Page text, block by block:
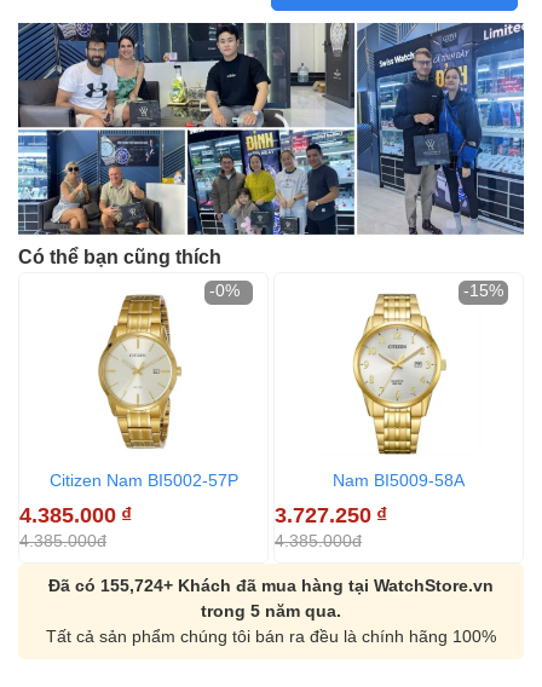
Có thể bạn cũng thích
Citizen Nam BI5002-57P
4.385.000 ₫
4.385.000đ
-0%
Nam BI5009-58A
3.727.250 ₫
4.385.000đ
-15%
Đã có 155,724+ Khách đã mua hàng tại WatchStore.vn
trong 5 năm qua.
Tất cả sản phẩm chúng tôi bán ra đều là chính hãng 100%